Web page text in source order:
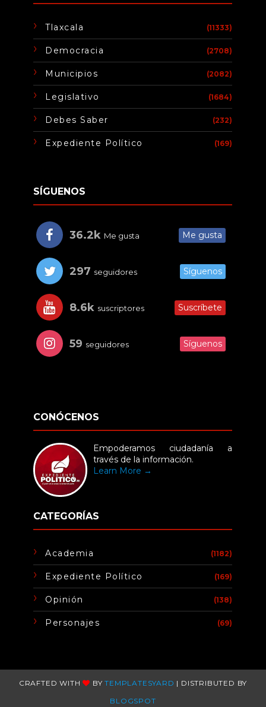
Tlaxcala (11333)
Democracia (2708)
Municipios (2082)
Legislativo (1684)
Debes Saber (232)
Expediente Político (169)
SÍGUENOS
36.2k Me gusta Me gusta
297 seguidores Síguenos
8.6k suscriptores Suscríbete
59 seguidores Síguenos
CONÓCENOS
Empoderamos ciudadanía a
través de la información.
Learn More →
CATEGORÍAS
Academia (1182)
Expediente Político (169)
Opinión (138)
Personajes (69)
CRAFTED WITH BYTEMPLATESYARD | DISTRIBUTED BY
BLOGSPOT